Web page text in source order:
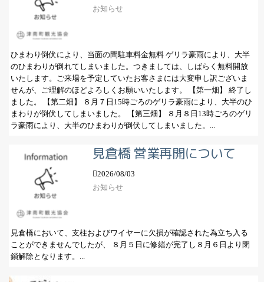
お知らせ
ひまわり倒伏により、当面の間駐車料金無料 ゲリラ豪雨により、大半
のひまわりが倒れてしまいました。つきましては、しばらく無料開放
いたします。ご来場を予定していたお客さまには大変申し訳ございま
せんが、ご理解のほどよろしくお願いいたします。 【第一畑】 終了し
ました。 【第二畑】 ８月７日15時ごろのゲリラ豪雨により、大半のひ
まわりが倒伏してしまいました。 【第三畑】 ８月８日13時ごろのゲリ
ラ豪雨により、大半のひまわりが倒伏してしまいました。...
見倉橋 営業再開について
2026/08/03
お知らせ
見倉橋において、支柱およびワイヤーに欠損が確認された為立ち入る
ことができませんでしたが、 ８月５日に修繕が完了し８月６日より閉
鎖解除となります。...